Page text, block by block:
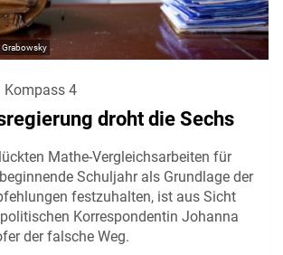
Kompass 4
droht die Sechs
Mathe-Vergleichsarbeiten für
Schuljahr als Grundlage der
festzuhalten, ist aus Sicht
Korrespondentin Johanna
der falsche Weg.